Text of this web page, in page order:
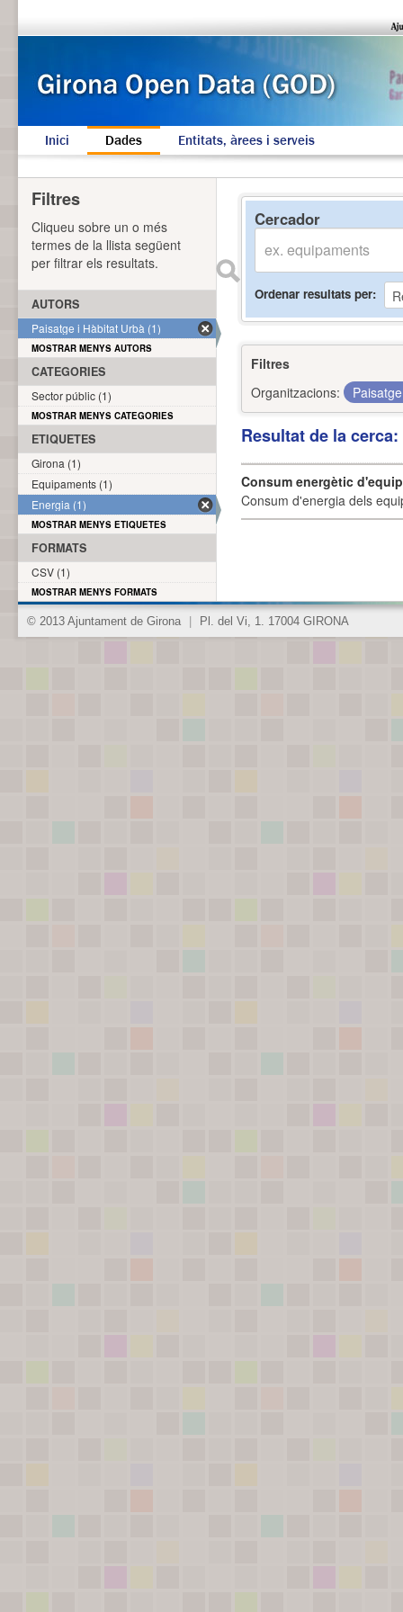
Inici Dades Entitats, àrees i serveis
Cercador
Ordenar resultats per
Filtres
Organitzacions:
Resultat de la
Consum energètic
Consum d'energia dels
Filtres
Cliqueu sobre un o més
termes de la llista següent
per filtrar els resultats.
AUTORS
Paisatge i Hàbitat Urbà (1)
MOSTRAR MENYS AUTORS
CATEGORIES
Sector públic (1)
MOSTRAR MENYS CATEGORIES
ETIQUETES
Girona (1)
Equipaments (1)
Energia (1)
MOSTRAR MENYS ETIQUETES
FORMATS
CSV (1)
MOSTRAR MENYS FORMATS
© 2013 Ajuntament de Girona Pl. del Vi, 1. 17004 GIRONA